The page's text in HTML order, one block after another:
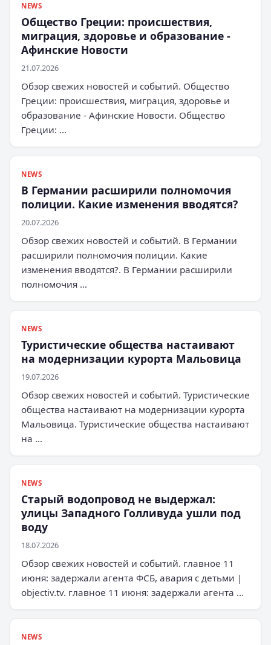
NEWS
Общество Греции: происшествия,
миграция, здоровье и образование -
Афинские Новости
21.07.2026
Обзор свежих новостей и событий. Общество
Греции: происшествия, миграция, здоровье и
образование - Афинские Новости. Общество
Греции: …
NEWS
В Германии расширили полномочия
полиции. Какие изменения вводятся?
20.07.2026
Обзор свежих новостей и событий. В Германии
расширили полномочия полиции. Какие
изменения вводятся?. В Германии расширили
полномочия …
NEWS
Туристические общества настаивают
на модернизации курорта Мальовица
19.07.2026
Обзор свежих новостей и событий. Туристические
общества настаивают на модернизации курорта
Мальовица. Туристические общества настаивают
на …
NEWS
Старый водопровод не выдержал:
улицы Западного Голливуда ушли под
воду
18.07.2026
Обзор свежих новостей и событий. главное 11
июня: задержали агента ФСБ, авария с детьми |
objectiv.tv. главное 11 июня: задержали агента …
NEWS